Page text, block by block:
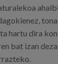
hartu dira
bat izan